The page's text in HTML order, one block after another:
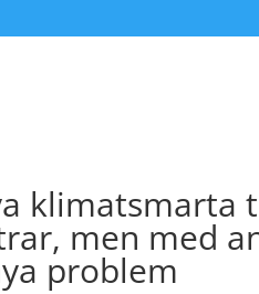
klimatsmarta
men med
problem